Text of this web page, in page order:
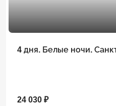
4 дня. Белые ночи.
24 030 ₽